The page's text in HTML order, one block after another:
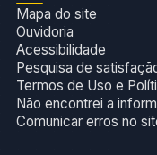
Mapa do site
Ouvidoria
Acessibilidade
Pesquisa de
Termos de Uso e
Não encontrei a
Comunicar erros no